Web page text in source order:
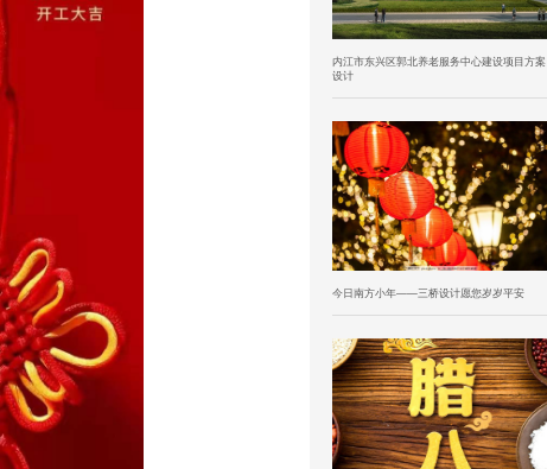
内江市东兴区郭北养老服务中心建设项目方案
设计
今日南方小年——三桥设计愿您岁岁平安